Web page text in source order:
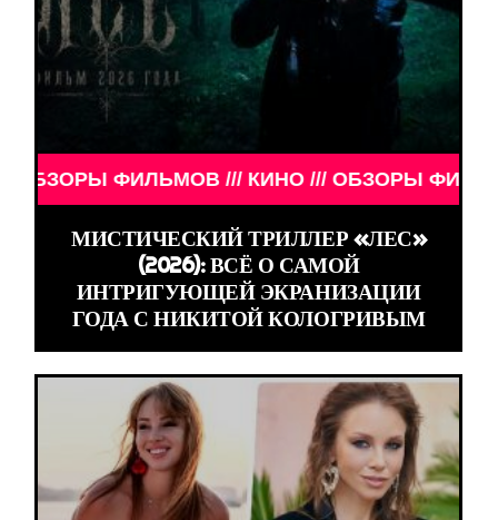
ФИЛЬМОВ /// КИНО /// ОБЗОРЫ ФИЛЬМОВ ///
МИСТИЧЕСКИЙ ТРИЛЛЕР «ЛЕС»
(2026): ВСЁ О САМОЙ
ИНТРИГУЮЩЕЙ ЭКРАНИЗАЦИИ
ГОДА С НИКИТОЙ КОЛОГРИВЫМ